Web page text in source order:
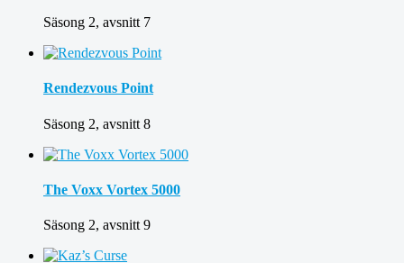
Säsong 2, avsnitt 7
Rendezvous Point
Säsong 2, avsnitt 8
The Voxx Vortex 5000
Säsong 2, avsnitt 9